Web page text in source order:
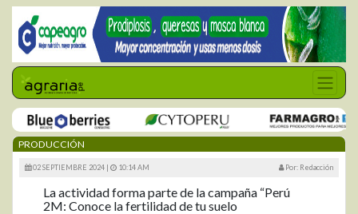
PRODUCCIÓN
02 SEPTIEMBRE 2024 | 10:14 AM Por: Redacción
La actividad forma parte de la campaña “Perú
2M: Conoce la fertilidad de tu suelo